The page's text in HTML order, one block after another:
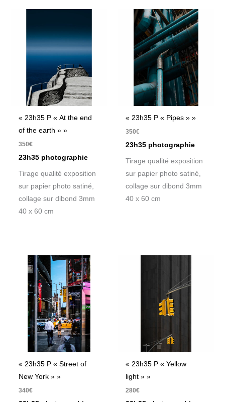
« 23h35 P « At the end
of the earth » »
350€
23h35 photographie
Tirage qualité exposition
sur papier photo satiné,
collage sur dibond 3mm
40 x 60 cm
« 23h35 P « Pipes » »
350€
23h35 photographie
Tirage qualité exposition
sur papier photo satiné,
collage sur dibond 3mm
40 x 60 cm
« 23h35 P « Street of
New York » »
340€
« 23h35 P « Yellow
light » »
280€